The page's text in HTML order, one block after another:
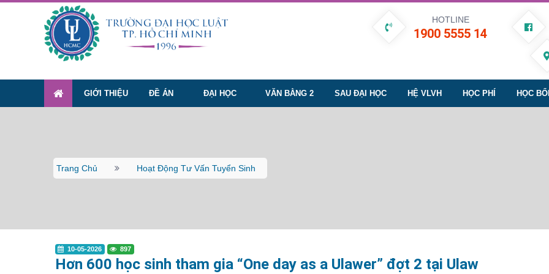
HOTLINE
1900 5555 14
GIỚI THIỆU ĐỀ ÁN ĐẠI HỌC VĂN BẰNG 2 SAU ĐẠI HỌC HỆ VLVH HỌC PHÍ HỌC
Trang Chủ Hoạt Động Tư Vấn Tuyển Sinh
10-05-2026 897
Hơn 600 học sinh tham gia “One day as a Ulawer” đợt 2 tại Ulaw